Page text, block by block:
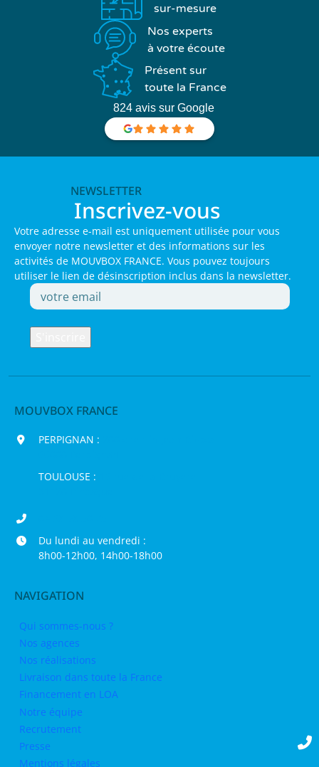
sur-mesure
Nos experts
à votre écoute
Présent sur
toute la France
824 avis sur Google
NEWSLETTER
Inscrivez-vous
Votre adresse e-mail est uniquement utilisée pour vous
envoyer notre newsletter et des informations sur les
activités de MOUVBOX FRANCE. Vous pouvez toujours
utiliser le lien de désinscription inclus dans la newsletter.
MOUVBOX FRANCE
PERPIGNAN :
TOULOUSE :
Du lundi au vendredi :
8h00-12h00, 14h00-18h00
NAVIGATION
Qui sommes-nous ?
Nos agences
Nos réalisations
Livraison dans toute la France
Financement en LOA
Notre équipe
Recrutement
Presse
Mentions légales